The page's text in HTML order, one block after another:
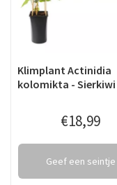
Klimplant Actinidia
kolomikta - Sierkiwi
€18,99
Geef een seintje